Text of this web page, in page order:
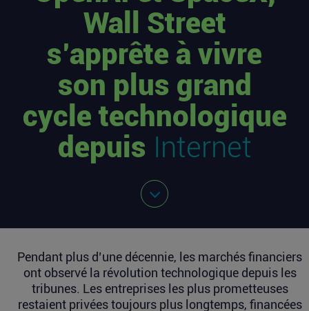
Wall Street
s’apprête à vivre
son plus grand
cycle technologique
depuis Internet
Pendant plus d’une décennie, les marchés financiers
ont observé la révolution technologique depuis les
tribunes. Les entreprises les plus prometteuses
restaient privées toujours plus longtemps, financées